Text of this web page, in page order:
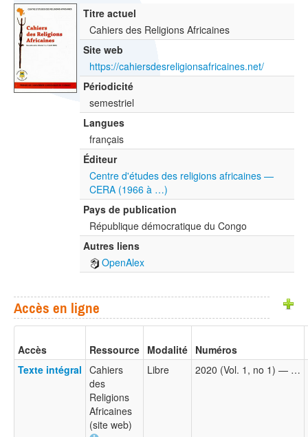
Titre actuel
Cahiers des Religions Africaines
Site web
https://cahiersdesreligionsafricaines.net/
Périodicité
semestriel
Langues
français
Éditeur
Centre d'études des religions africaines —
CERA (1966 à …)
Pays de publication
République démocratique du Congo
Autres liens
OpenAlex
Accès en ligne
Accès Ressource Modalité Numéros
Texte intégral Cahiers
des
Religions
Africaines
(site web)
Libre 2020 (Vol. 1, no 1) — …